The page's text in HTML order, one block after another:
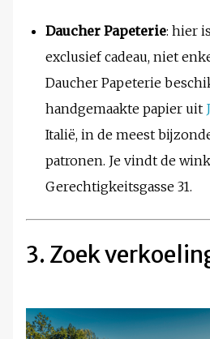
Daucher Papeterie: hier
exclusief cadeau, niet
Daucher Papeterie
handgemaakte papier uit
Italië, in de meest
patronen. Je vindt de
Gerechtigkeitsgasse 31.
3. Zoek